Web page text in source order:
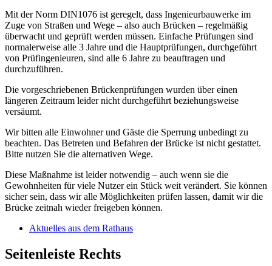
Mit der Norm DIN1076 ist geregelt, dass Ingenieurbauwerke im
Zuge von Straßen und Wege – also auch Brücken – regelmäßig
überwacht und geprüft werden müssen. Einfache Prüfungen sind
normalerweise alle 3 Jahre und die Hauptprüfungen, durchgeführt
von Prüfingenieuren, sind alle 6 Jahre zu beauftragen und
durchzuführen.
Die vorgeschriebenen Brückenprüfungen wurden über einen
längeren Zeitraum leider nicht durchgeführt beziehungsweise
versäumt.
Wir bitten alle Einwohner und Gäste die Sperrung unbedingt zu
beachten. Das Betreten und Befahren der Brücke ist nicht gestattet.
Bitte nutzen Sie die alternativen Wege.
Diese Maßnahme ist leider notwendig – auch wenn sie die
Gewohnheiten für viele Nutzer ein Stück weit verändert. Sie können
sicher sein, dass wir alle Möglichkeiten prüfen lassen, damit wir die
Brücke zeitnah wieder freigeben können.
Aktuelles aus dem Rathaus
Seitenleiste Rechts